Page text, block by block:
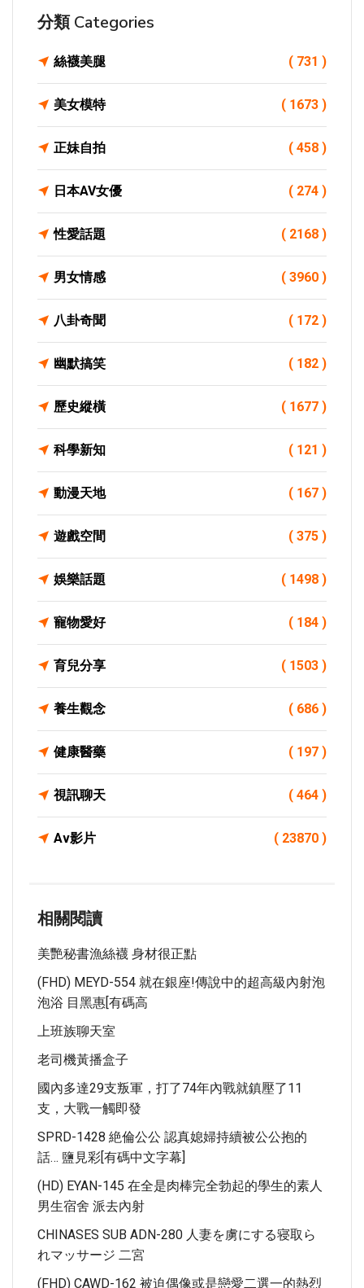
分類 Categories
絲襪美腿 ( 731 )
美女模特 ( 1673 )
正妹自拍 ( 458 )
日本AV女優 ( 274 )
性愛話題 ( 2168 )
男女情感 ( 3960 )
八卦奇聞 ( 172 )
幽默搞笑 ( 182 )
歷史縱橫 ( 1677 )
科學新知 ( 121 )
動漫天地 ( 167 )
遊戲空間 ( 375 )
娛樂話題 ( 1498 )
寵物愛好 ( 184 )
育兒分享 ( 1503 )
養生觀念 ( 686 )
健康醫藥 ( 197 )
視訊聊天 ( 464 )
Av影片 ( 23870 )
相關閱讀
美艷秘書漁絲襪 身材很正點
(FHD) MEYD-554 就在銀座!傳說中的超高級內射泡
泡浴 目黑惠[有碼高
上班族聊天室
老司機黃播盒子
國內多達29支叛軍，打了74年內戰就鎮壓了11
支，大戰一觸即發
SPRD-1428 絶倫公公 認真媳婦持續被公公抱的
話… 鹽見彩[有碼中文字幕]
(HD) EYAN-145 在全是肉棒完全勃起的學生​​的素人
男生宿舍 派去內射
CHINASES SUB ADN-280 人妻を虜にする寝取ら
れマッサージ 二宮
(FHD) CAWD-162 被迫偶像或是戀愛二選一的熱烈